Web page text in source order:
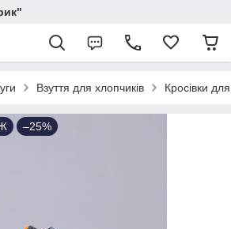
Взуття для хлопчиків Кросівки
–25%